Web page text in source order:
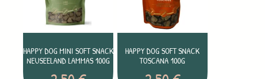
HAPPY DOG MINI SOFT SNACK
NEUSEELAND LAMMAS 100G
HAPPY DOG SOFT SNACK
TOSCANA 100G